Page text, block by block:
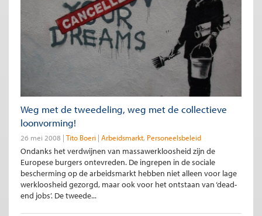
Weg met de tweedeling, weg met de collectieve
loonvorming!
26 mei 2008 Tito Boeri Arbeidsmarkt Personeelsbeleid
Ondanks het verdwijnen van massawerkloosheid zijn de
Europese burgers ontevreden. De ingrepen in de sociale
bescherming op de arbeidsmarkt hebben niet alleen voor lage
werkloosheid gezorgd, maar ook voor het ontstaan van ‘dead-
end jobs’. De tweede...